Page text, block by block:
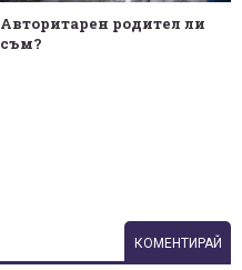
Авторитарен родител ли
съм?
КОМЕНТИРАЙ